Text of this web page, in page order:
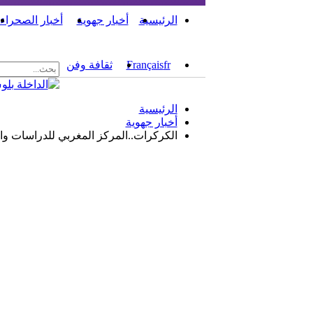
الرئيسية أخبار جهوية أخبار الصحراء
Françaisfr ثقافة وفن
الرئيسية
أخبار جهوية
الكركرات..المركز المغربي للدراسات